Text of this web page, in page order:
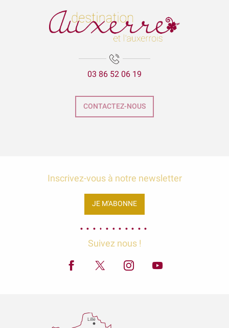
03 86 52 06 19
CONTACTEZ-NOUS
Inscrivez-vous à notre newsletter
JE M'ABONNE
Suivez nous !
Lille